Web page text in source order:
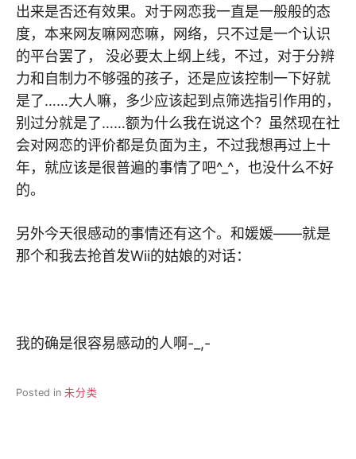
出来是否还有效果。对于网恋我一直是一般般的态
度，本来网友嘛网恋嘛，网络，只不过是一个认识
的平台罢了， 没必要太上纲上线，不过，对于分辨
力和自制力不够强的孩子，还是应该控制一下好就
是了……大人嘛，多少应该起到点筛选指引作用的，
别过分就是了……额为什么我在说这个？虽然现在社
会对网恋的评价都是负面为主，不过我想再过上十
年，就应该是很普遍的事情了吧^_^，也没什么不好
的。
另外今天很感动的事情还有这个。和媛媛——就是
那个和我去抢首发Wii的姑娘的对话：
我的确是很容易感动的人啊-_,-
Posted in 未分类